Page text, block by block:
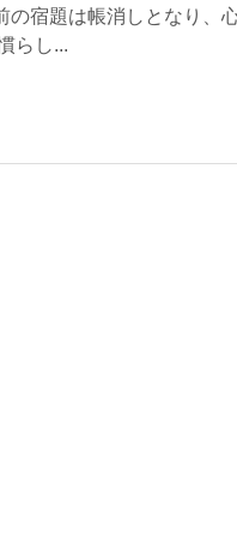
の宿題は帳消しとなり、
らし...